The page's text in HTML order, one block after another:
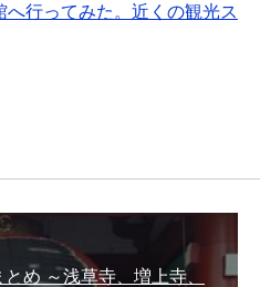
行ってみた。近くの観光ス
め ～浅草寺、増上寺、